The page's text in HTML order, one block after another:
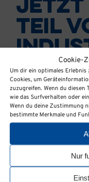
Cookie-
Um dir ein optimales
Cookies, um
zuzugreifen. Wenn du diesen
wie das Surfverhalten oder
Wenn du deine Zustimmung
bestimmte Merkmale und
Nur
Teil
Unsere
Ihnen Ihre
oder per E-